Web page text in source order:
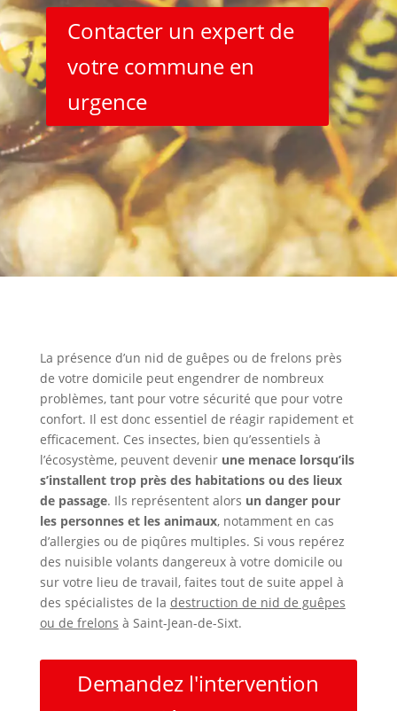
Contacter un expert de
votre commune en
urgence
La présence d’un nid de guêpes ou de frelons près
de votre domicile peut engendrer de nombreux
problèmes, tant pour votre sécurité que pour votre
confort. Il est donc essentiel de réagir rapidement et
efficacement. Ces insectes, bien qu’essentiels à
l’écosystème, peuvent devenir une menace lorsqu’ils
s’installent trop près des habitations ou des lieux
de passage. Ils représentent alors un danger pour
les personnes et les animaux, notamment en cas
d’allergies ou de piqûres multiples. Si vous repérez
des nuisible volants dangereux à votre domicile ou
sur votre lieu de travail, faites tout de suite appel à
des spécialistes de la destruction de nid de guêpes
ou de frelons à Saint-Jean-de-Sixt.
Demandez l'intervention